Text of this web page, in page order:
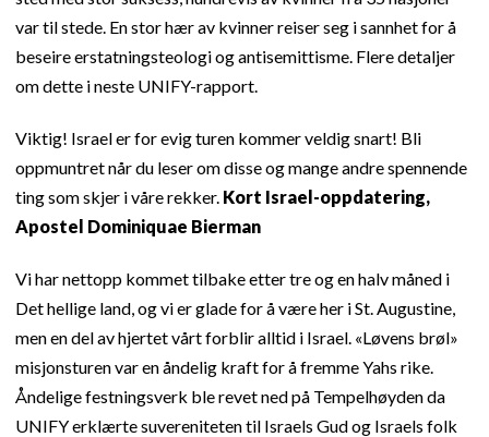
var til stede. En stor hær av kvinner reiser seg i sannhet for å
beseire erstatningsteologi og antisemittisme. Flere detaljer
om dette i neste UNIFY-rapport.
Viktig! Israel er for evig turen kommer veldig snart! Bli
oppmuntret når du leser om disse og mange andre spennende
ting som skjer i våre rekker. Kort Israel-oppdatering,
Apostel Dominiquae Bierman
Vi har nettopp kommet tilbake etter tre og en halv måned i
Det hellige land, og vi er glade for å være her i St. Augustine,
men en del av hjertet vårt forblir alltid i Israel. «Løvens brøl»
misjonsturen var en åndelig kraft for å fremme Yahs rike.
Åndelige festningsverk ble revet ned på Tempelhøyden da
UNIFY erklærte suvereniteten til Israels Gud og Israels folk